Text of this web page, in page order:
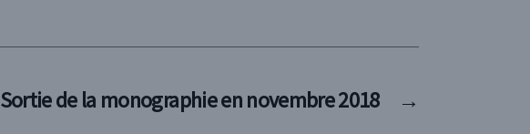
→
Sortie de la monographie en novembre 2018